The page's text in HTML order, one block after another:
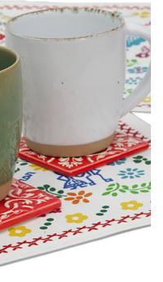
LISTE DE
SOUHAITS